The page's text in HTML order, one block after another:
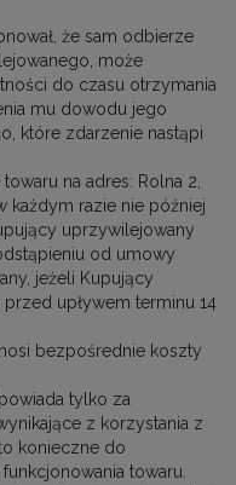
że sam odbierze
może
do czasu otrzymania
mu dowodu jego
które zdarzenie nastąpi
na adres: Rolna 2,
każdym razie nie później
uprzywilejowany
od umowy
jeżeli Kupujący
upływem terminu 14
bezpośrednie koszty
tylko za
z korzystania z
konieczne do
towaru.